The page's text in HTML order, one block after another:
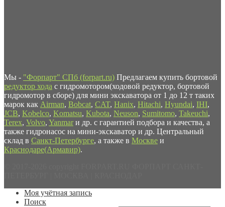
Мы - "Форпарт" СПб (forpart.ru) Предлагаем купить бортовой
редуктор хода с гидромотором(ходовой редуктор, бортовой
гидромотор в сборе) для мини экскаватора от 1 до 12 т таких
марок как Airman, Bobcat, CAT, Hanix, Hitachi, Hyundai, IHI,
JCB, Kobelco, Komatsu, Kubota, Neuson, Sumitomo, Takeuchi,
Terex, Volvo, Yanmar и др. с гарантией подбора и качества, а
также гидронасос на мини-экскаватор и др. Центральный
склад в Санкт-Петербурге, а также в Москве и
Краснодаре(Армавир).
Моя учётная запись
Поиск